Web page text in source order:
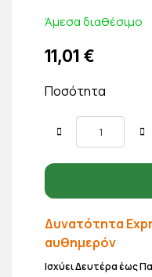
Άμεσα διαθέσιμο
11,01 €
Ποσότητα
Δυνατότητα
αυθημερόν
Ισχύει Δευτέρα έως